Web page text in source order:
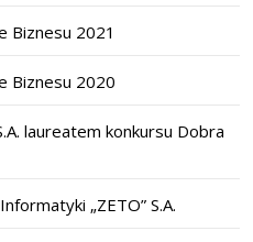
Biznesu 2021
Biznesu 2020
laureatem konkursu Dobra
„ZETO” S.A.